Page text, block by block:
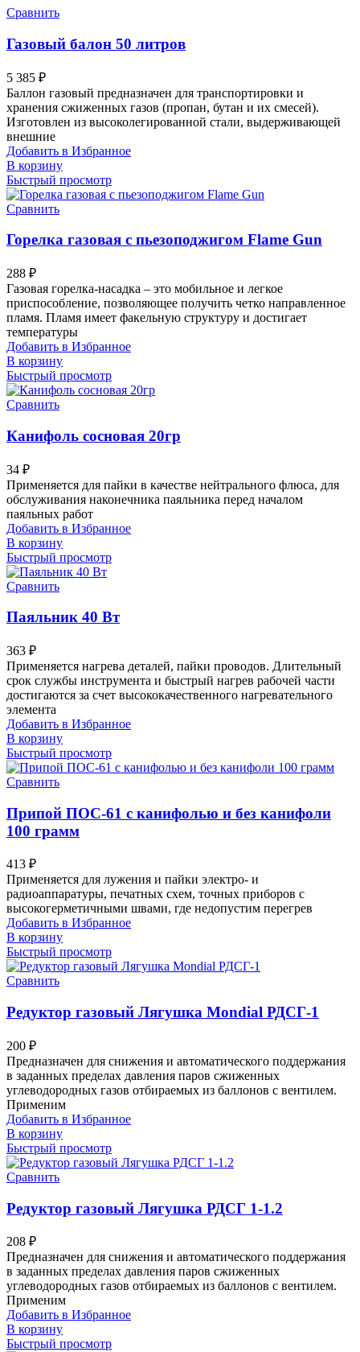
Сравнить
Газовый балон 50 литров
5 385 ₽
Баллон газовый предназначен для транспортировки и
хранения сжиженных газов (пропан, бутан и их смесей).
Изготовлен из высоколегированной стали, выдерживающей
внешние
Добавить в Избранное
В корзину
Быстрый просмотр
Сравнить
Горелка газовая с пьезоподжигом Flame Gun
288 ₽
Газовая горелка-насадка – это мобильное и легкое
приспособление, позволяющее получить четко направленное
пламя. Пламя имеет факельную структуру и достигает
температуры
Добавить в Избранное
В корзину
Быстрый просмотр
Сравнить
Канифоль сосновая 20гр
34 ₽
Применяется для пайки в качестве нейтрального флюса, для
обслуживания наконечника паяльника перед началом
паяльных работ
Добавить в Избранное
В корзину
Быстрый просмотр
Сравнить
Паяльник 40 Вт
363 ₽
Применяется нагрева деталей, пайки проводов. Длительный
срок службы инструмента и быстрый нагрев рабочей части
достигаются за счет высококачественного нагревательного
элемента
Добавить в Избранное
В корзину
Быстрый просмотр
Сравнить
Припой ПОС-61 с канифолью и без канифоли
100 грамм
413 ₽
Применяется для лужения и пайки электро- и
радиоаппаратуры, печатных схем, точных приборов с
высокогерметичными швами, где недопустим перегрев
Добавить в Избранное
В корзину
Быстрый просмотр
Сравнить
Редуктор газовый Лягушка Mondial РДСГ-1
200 ₽
Предназначен для снижения и автоматического поддержания
в заданных пределах давления паров сжиженных
углеводородных газов отбираемых из баллонов с вентилем.
Применим
Добавить в Избранное
В корзину
Быстрый просмотр
Сравнить
Редуктор газовый Лягушка РДСГ 1-1.2
208 ₽
Предназначен для снижения и автоматического поддержания
в заданных пределах давления паров сжиженных
углеводородных газов отбираемых из баллонов с вентилем.
Применим
Добавить в Избранное
В корзину
Быстрый просмотр